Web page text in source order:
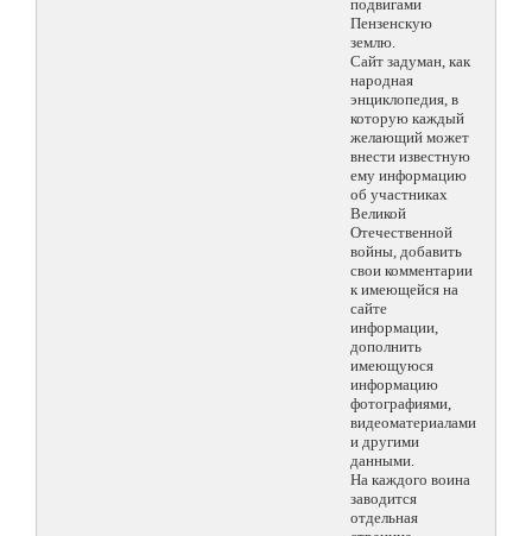
подвигами
Пензенскую
землю.
Сайт задуман, как
народная
энциклопедия, в
которую каждый
желающий может
внести известную
ему информацию
об участниках
Великой
Отечественной
войны, добавить
свои комментарии
к имеющейся на
сайте
информации,
дополнить
имеющуюся
информацию
фотографиями,
видеоматериалами
и другими
данными.
На каждого воина
заводится
отдельная